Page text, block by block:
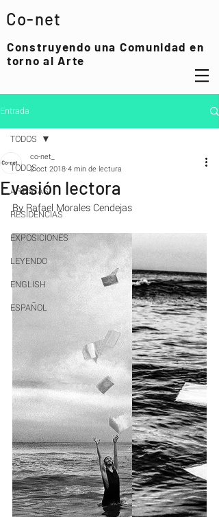
Co-net
Construyendo una Comunidad en
torno al Arte
Entrada
TODOS
ARTISTAS
RESIDENCIAS
EXPOSICIONES
LEYENDO
ENGLISH
ESPAÑOL
TODOS
Evasión lectora
co-net_
2 oct 2018 4 min de lectura
By Rafael Morales Cendejas